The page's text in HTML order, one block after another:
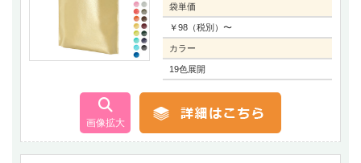
袋単価
￥98（税別）〜
カラー
19色展開